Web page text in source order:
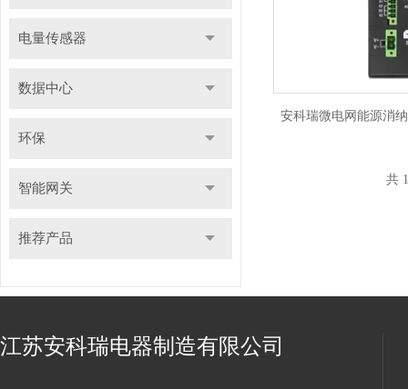
电量传感器
数据中心
环保
智能网关
推荐产品
安科瑞微电网能源消
共
江苏安科瑞电器制造有限公司